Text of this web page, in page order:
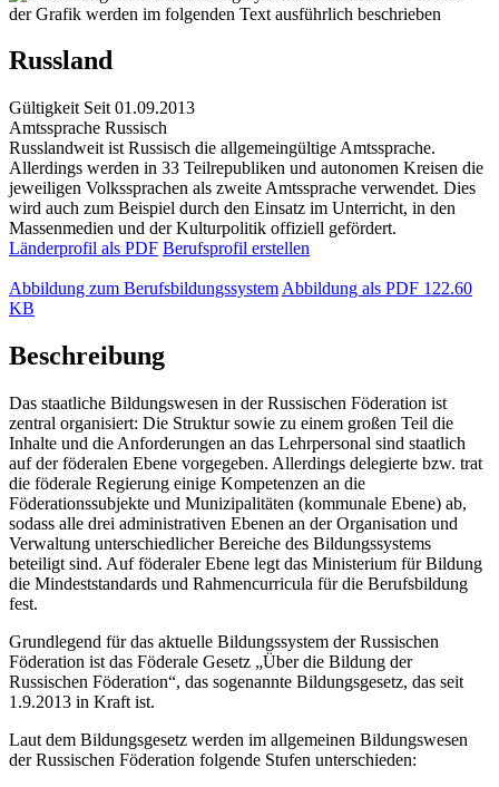
Russland
Gültigkeit Seit 01.09.2013
Amtssprache Russisch
Russlandweit ist Russisch die allgemeingültige Amtssprache.
Allerdings werden in 33 Teilrepubliken und autonomen Kreisen die
jeweiligen Volkssprachen als zweite Amtssprache verwendet. Dies
wird auch zum Beispiel durch den Einsatz im Unterricht, in den
Massenmedien und der Kulturpolitik offiziell gefördert.
Länderprofil als PDF Berufsprofil erstellen
Abbildung zum Berufsbildungssystem Abbildung als PDF 122.60
KB
Beschreibung
Das staatliche Bildungswesen in der Russischen Föderation ist
zentral organisiert: Die Struktur sowie zu einem großen Teil die
Inhalte und die Anforderungen an das Lehrpersonal sind staatlich
auf der föderalen Ebene vorgegeben. Allerdings delegierte bzw. trat
die föderale Regierung einige Kompetenzen an die
Föderationssubjekte und Munizipalitäten (kommunale Ebene) ab,
sodass alle drei administrativen Ebenen an der Organisation und
Verwaltung unterschiedlicher Bereiche des Bildungssystems
beteiligt sind. Auf föderaler Ebene legt das Ministerium für Bildung
die Mindeststandards und Rahmencurricula für die Berufsbildung
fest.
Grundlegend für das aktuelle Bildungssystem der Russischen
Föderation ist das Föderale Gesetz „Über die Bildung der
Russischen Föderation“, das sogenannte Bildungsgesetz, das seit
1.9.2013 in Kraft ist.
Laut dem Bildungsgesetz werden im allgemeinen Bildungswesen
der Russischen Föderation folgende Stufen unterschieden: